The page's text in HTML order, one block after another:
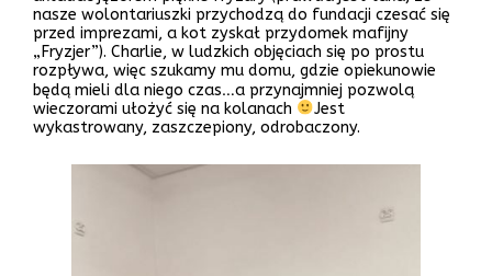
nasze wolontariuszki przychodzą do fundacji czesać się
przed imprezami, a kot zyskał przydomek mafijny
„Fryzjer”). Charlie, w ludzkich objęciach się po prostu
rozpływa, więc szukamy mu domu, gdzie opiekunowie
będą mieli dla niego czas…a przynajmniej pozwolą
wieczorami ułożyć się na kolanach
Jest
wykastrowany, zaszczepiony, odrobaczony.